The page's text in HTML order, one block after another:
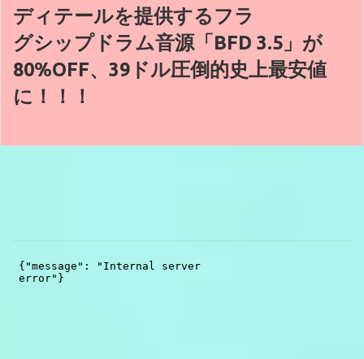
ディテールを提供するフラ
グシップドラム音源「BFD 3.5」が
80%OFF、39ドル圧倒的史上最安値
に！！！